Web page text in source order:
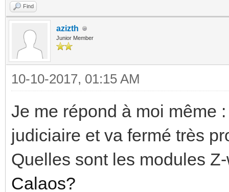
Find
azizth
Junior Member
10-10-2017, 01:15 AM
Je me répond à moi même
judiciaire et va fermé très
Quelles sont les modules
Calaos?